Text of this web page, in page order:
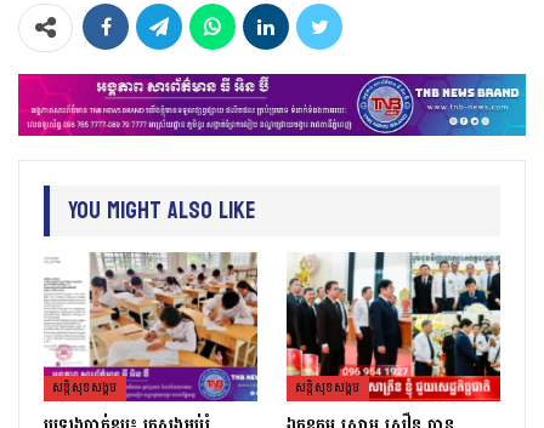
You Might Also Like
សន្តិសុខសង្គម សន្តិសុខសង្គម